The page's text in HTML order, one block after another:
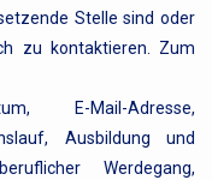
Stelle sind oder
zu kontaktieren. Zum
E-Mail-Adresse,
Ausbildung und
Werdegang,